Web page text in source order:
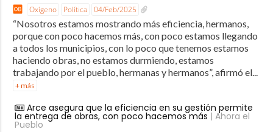
Oxígeno Política 04/Feb/2025
“Nosotros estamos mostrando más eficiencia, hermanos,
porque con poco hacemos más, con poco estamos llegando
a todos los municipios, con lo poco que tenemos estamos
haciendo obras, no estamos durmiendo, estamos
trabajando por el pueblo, hermanas y hermanos”, afirmó el...
+ más
Arce asegura que la eficiencia en su gestión permite
la entrega de obras, con poco hacemos más | Ahora el
Pueblo